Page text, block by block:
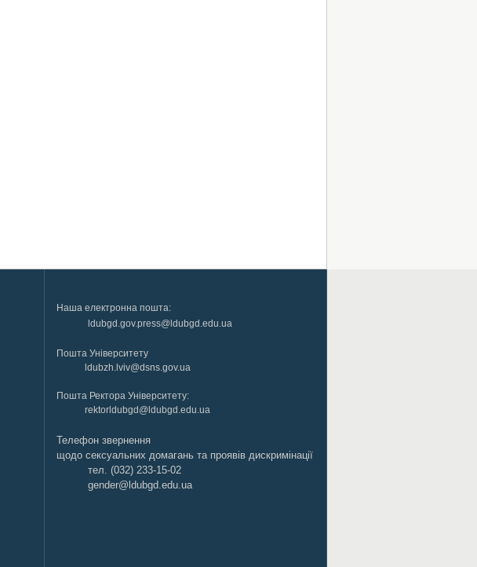
Наша електронна пошта:
ldubgd.gov.press@ldubgd.edu.ua
Пошта Університету
ldubzh.lviv@dsns.gov.ua
Пошта Ректора Університету:
rektorldubgd@ldubgd.edu.ua
Телефон звернення
щодо сексуальних домагань та проявів дискримінації
тел. (032) 233-15-02
gender@ldubgd.edu.ua